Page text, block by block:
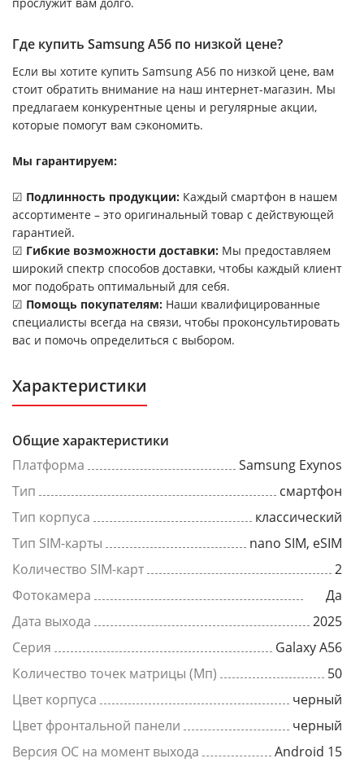
Где купить Samsung A56 по низкой цене?
Если вы хотите купить Samsung A56 по низкой цене, вам
стоит обратить внимание на наш интернет-магазин. Мы
предлагаем конкурентные цены и регулярные акции,
которые помогут вам сэкономить.
Мы гарантируем:
☑ Подлинность продукции: Каждый смартфон в нашем
ассортименте – это оригинальный товар с действующей
гарантией.
☑ Гибкие возможности доставки: Мы предоставляем
широкий спектр способов доставки, чтобы каждый клиент
мог подобрать оптимальный для себя.
☑ Помощь покупателям: Наши квалифицированные
специалисты всегда на связи, чтобы проконсультировать
вас и помочь определиться с выбором.
Характеристики
Общие характеристики
Платформа
Samsung Exynos
Тип
смартфон
Тип корпуса
классический
Тип SIM-карты
nano SIM, eSIM
Количество SIM-карт
2
Фотокамера
Да
Дата выхода
2025
Серия
Galaxy A56
Количество точек матрицы (Мп)
50
Цвет корпуса
черный
Цвет фронтальной панели
черный
Версия ОС на момент выхода
Android 15